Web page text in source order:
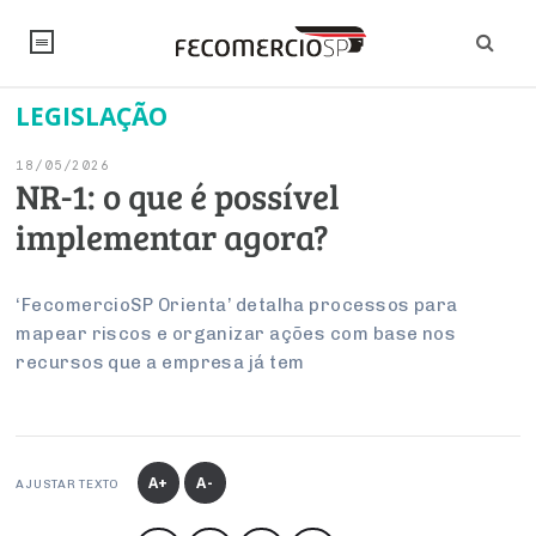
NOTÍCIAS
Artigos
PROJETOS ESPECIAIS:
Economia
Brasil
Economia Digital
Legislação
Arbitragem e Mediação
Reforma Tributária
Negócios
ESG
Últimas Notícias
PESQUISAS
FALE CONOSCO
INSTITUCIONAL
Negociações Coletivas
Conselho de Turismo
EMPRESAS
LEGISLAÇÃO
18/05/2026
NR-1: o que é possível
implementar agora?
‘FecomercioSP Orienta’ detalha processos para
mapear riscos e organizar ações com base nos
recursos que a empresa já tem
AJUSTAR TEXTO A+ A-